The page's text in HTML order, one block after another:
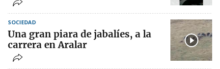
SOCIEDAD
Una gran piara de jabalíes, a la
carrera en Aralar